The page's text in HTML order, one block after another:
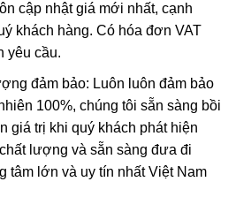
nhắc đến trong kinh phật là
đứng sau Phật Tổ. Quan Thế
gian, phổ độ tất thảy chúng
ai.
bên mình Mặt dây Phật Bà Quan
dụng:
Âm Bồ Tát là biểu tượng của
ái, hóa giải hung khí cho gia
cập nhật giá mới nhất, cạnh
khách hàng. Có hóa đơn VAT
yêu cầu.
đảm bảo: Luôn luôn đảm bảo
100%, chúng tôi sẵn sàng bồi
giá trị khi quý khách phát hiện
lượng và sẵn sàng đưa đi
tâm lớn và uy tín nhất Việt Nam